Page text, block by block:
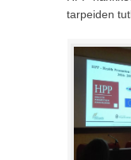
tarpeiden